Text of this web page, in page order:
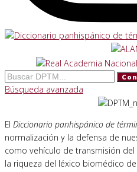
Búsqueda avanzada
El Diccionario panhispánico de
normalización y la defensa de
como vehículo de transmisión
la riqueza del léxico biomédico